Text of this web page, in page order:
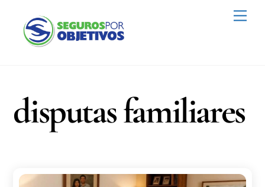
content
disputas familiares